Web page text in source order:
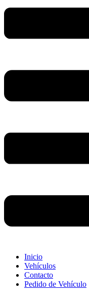
Inicio
Vehículos
Contacto
Pedido de Vehículo